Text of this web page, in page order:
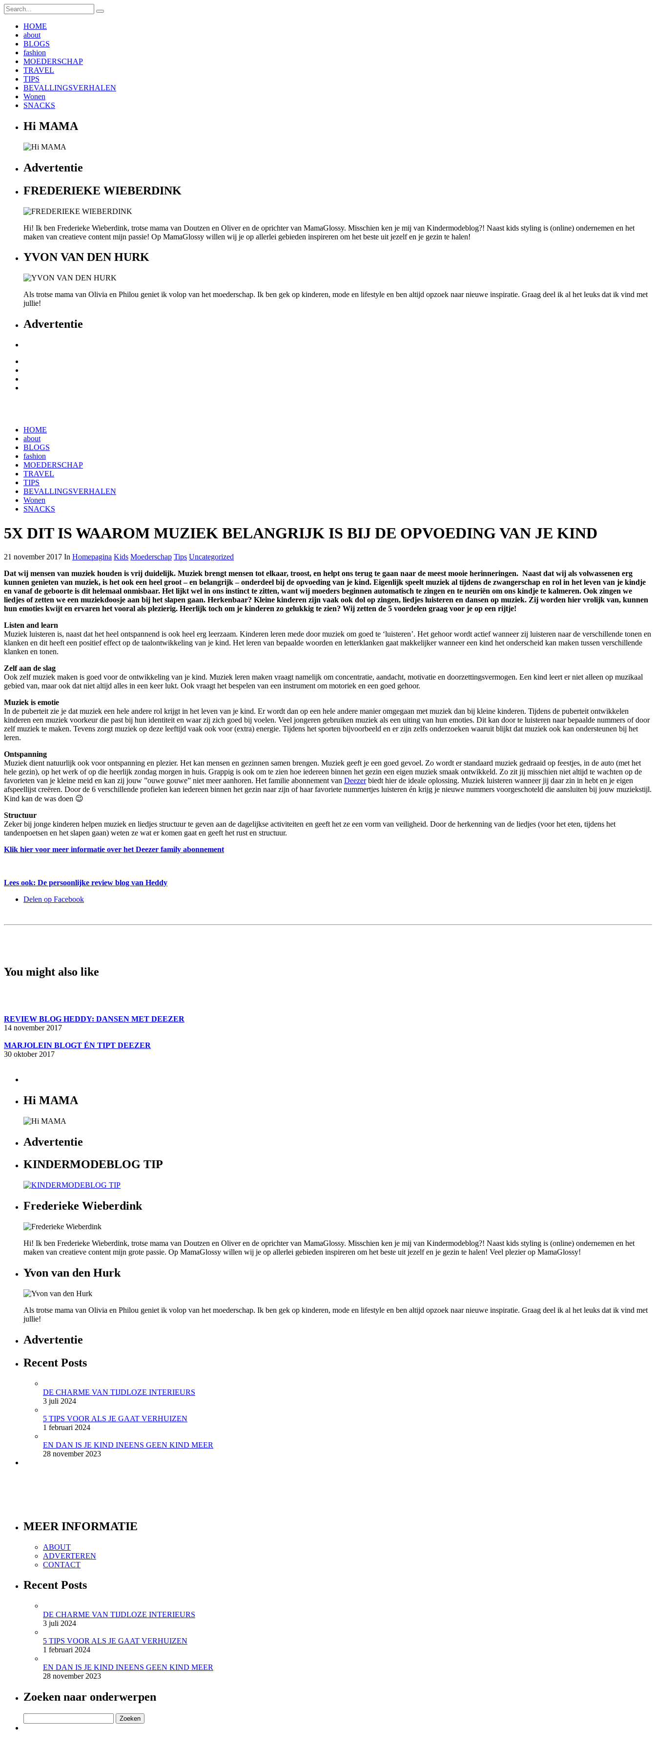
HOME
about
BLOGS
fashion
MOEDERSCHAP
TRAVEL
TIPS
BEVALLINGSVERHALEN
Wonen
SNACKS
Hi MAMA
Advertentie
FREDERIEKE WIEBERDINK
Hi! Ik ben Frederieke Wieberdink, trotse mama van Doutzen en Oliver en de oprichter van MamaGlossy. Misschien ken je mij van Kindermodeblog?! Naast kids styling is (online) ondernemen en het
maken van creatieve content mijn passie! Op MamaGlossy willen wij je op allerlei gebieden inspireren om het beste uit jezelf en je gezin te halen!
YVON VAN DEN HURK
Als trotse mama van Olivia en Philou geniet ik volop van het moederschap. Ik ben gek op kinderen, mode en lifestyle en ben altijd opzoek naar nieuwe inspiratie. Graag deel ik al het leuks dat ik vind met
jullie!
Advertentie
HOME
about
BLOGS
fashion
MOEDERSCHAP
TRAVEL
TIPS
BEVALLINGSVERHALEN
Wonen
SNACKS
5X DIT IS WAAROM MUZIEK BELANGRIJK IS BIJ DE OPVOEDING VAN JE KIND
21 november 2017 In Homepagina Kids Moederschap Tips Uncategorized
Dat wij mensen van muziek houden is vrij duidelijk. Muziek brengt mensen tot elkaar, troost, en helpt ons terug te gaan naar de meest mooie herinneringen. Naast dat wij als volwassenen erg
kunnen genieten van muziek, is het ook een heel groot – en belangrijk – onderdeel bij de opvoeding van je kind. Eigenlijk speelt muziek al tijdens de zwangerschap en rol in het leven van je kindje
en vanaf de geboorte is dit helemaal onmisbaar. Het lijkt wel in ons instinct te zitten, want wij moeders beginnen automatisch te zingen en te neuriën om ons kindje te kalmeren. Ook zingen we
liedjes of zetten we een muziekdoosje aan bij het slapen gaan. Herkenbaar? Kleine kinderen zijn vaak ook dol op zingen, liedjes luisteren en dansen op muziek. Zij worden hier vrolijk van, kunnen
hun emoties kwijt en ervaren het vooral als plezierig. Heerlijk toch om je kinderen zo gelukkig te zien? Wij zetten de 5 voordelen graag voor je op een rijtje!
Listen and learn
Muziek luisteren is, naast dat het heel ontspannend is ook heel erg leerzaam. Kinderen leren mede door muziek om goed te ‘luisteren’. Het gehoor wordt actief wanneer zij luisteren naar de verschillende tonen en
klanken en dit heeft een positief effect op de taalontwikkeling van je kind. Het leren van bepaalde woorden en letterklanken gaat makkelijker wanneer een kind het onderscheid kan maken tussen verschillende
klanken en tonen.
Zelf aan de slag
Ook zelf muziek maken is goed voor de ontwikkeling van je kind. Muziek leren maken vraagt namelijk om concentratie, aandacht, motivatie en doorzettingsvermogen. Een kind leert er niet alleen op muzikaal
gebied van, maar ook dat niet altijd alles in een keer lukt. Ook vraagt het bespelen van een instrument om motoriek en een goed gehoor.
Muziek is emotie
In de puberteit zie je dat muziek een hele andere rol krijgt in het leven van je kind. Er wordt dan op een hele andere manier omgegaan met muziek dan bij kleine kinderen. Tijdens de puberteit ontwikkelen
kinderen een muziek voorkeur die past bij hun identiteit en waar zij zich goed bij voelen. Veel jongeren gebruiken muziek als een uiting van hun emoties. Dit kan door te luisteren naar bepaalde nummers of door
zelf muziek te maken. Tevens zorgt muziek op deze leeftijd vaak ook voor (extra) energie. Tijdens het sporten bijvoorbeeld en er zijn zelfs onderzoeken waaruit blijkt dat muziek ook kan ondersteunen bij het
leren.
Ontspanning
Muziek dient natuurlijk ook voor ontspanning en plezier. Het kan mensen en gezinnen samen brengen. Muziek geeft je een goed gevoel. Zo wordt er standaard muziek gedraaid op feestjes, in de auto (met het
hele gezin), op het werk of op die heerlijk zondag morgen in huis. Grappig is ook om te zien hoe iedereen binnen het gezin een eigen muziek smaak ontwikkeld. Zo zit jij misschien niet altijd te wachten op de
favorieten van je kleine meid en kan zij jouw ”ouwe gouwe” niet meer aanhoren. Het familie abonnement van Deezerbiedt hier de ideale oplossing. Muziek luisteren wanneer jij daar zin in hebt en je eigen
afspeellijst creëren. Door de 6 verschillende profielen kan iedereen binnen het gezin naar zijn of haar favoriete nummertjes luisteren én krijg je nieuwe nummers voorgeschoteld die aansluiten bij jouw muziekstijl.
Kind kan de was doen 😉
Structuur
Zeker bij jonge kinderen helpen muziek en liedjes structuur te geven aan de dagelijkse activiteiten en geeft het ze een vorm van veiligheid. Door de herkenning van de liedjes (voor het eten, tijdens het
tandenpoetsen en het slapen gaan) weten ze wat er komen gaat en geeft het rust en structuur.
Klik hier voor meer informatie over het Deezer family abonnement
Lees ook: De persoonlijke review blog van Heddy
Delen op Facebook
You might also like
REVIEW BLOG HEDDY: DANSEN MET DEEZER
14 november 2017
MARJOLEIN BLOGT ÉN TIPT DEEZER
30 oktober 2017
Hi MAMA
Advertentie
KINDERMODEBLOG TIP
Frederieke Wieberdink
Hi! Ik ben Frederieke Wieberdink, trotse mama van Doutzen en Oliver en de oprichter van MamaGlossy. Misschien ken je mij van Kindermodeblog?! Naast kids styling is (online) ondernemen en het
maken van creatieve content mijn grote passie. Op MamaGlossy willen wij je op allerlei gebieden inspireren om het beste uit jezelf en je gezin te halen! Veel plezier op MamaGlossy!
Yvon van den Hurk
Als trotse mama van Olivia en Philou geniet ik volop van het moederschap. Ik ben gek op kinderen, mode en lifestyle en ben altijd opzoek naar nieuwe inspiratie. Graag deel ik al het leuks dat ik vind met
jullie!
Advertentie
Recent Posts
DE CHARME VAN TIJDLOZE INTERIEURS
3 juli 2024
5 TIPS VOOR ALS JE GAAT VERHUIZEN
1 februari 2024
EN DAN IS JE KIND INEENS GEEN KIND MEER
28 november 2023
MEER INFORMATIE
ABOUT
ADVERTEREN
CONTACT
Recent Posts
DE CHARME VAN TIJDLOZE INTERIEURS
3 juli 2024
5 TIPS VOOR ALS JE GAAT VERHUIZEN
1 februari 2024
EN DAN IS JE KIND INEENS GEEN KIND MEER
28 november 2023
Zoeken naar onderwerpen
naar: